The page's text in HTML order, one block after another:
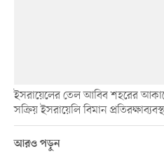
ইসরায়েলের তেল আবিব শহরের
সক্রিয় ইসরায়েলি বিমান
আরও পড়ুন